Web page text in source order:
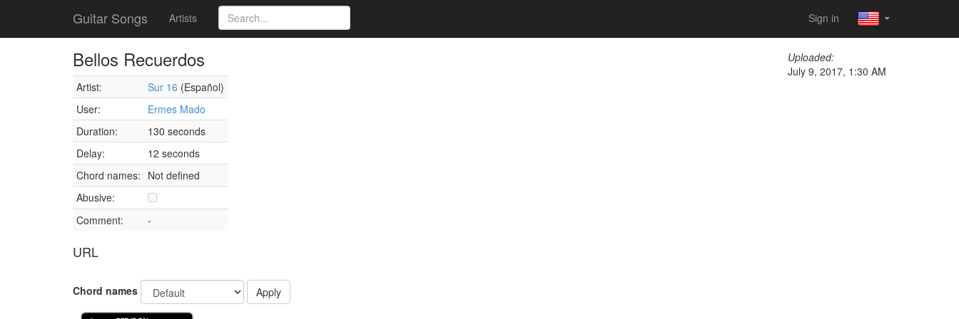
Guitar Songs Artists Sign in
Bellos Recuerdos
Artist: Sur 16 (Español)
User:
Ermes Mado
Duration:
130 seconds
Delay:
12 seconds
Chord names: Not defined
Abusive:
Comment:
-
URL
Uploaded:
July 9, 2017, 1:30 AM
Chord names Apply